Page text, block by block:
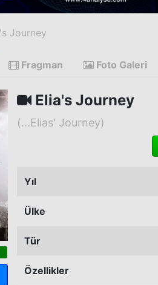
Journey
Fragman Foto Galeri
Elia's Journey
(...Elias' Journey)
Yıl
Ülke
Tür
Özellikler